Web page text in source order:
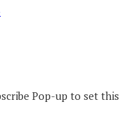
Pop-up to set this